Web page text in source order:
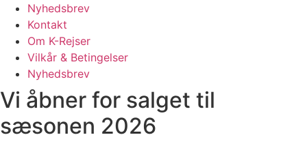
Nyhedsbrev
Kontakt
Om K-Rejser
Vilkår & Betingelser
Nyhedsbrev
Vi åbner for salget til
sæsonen 2026